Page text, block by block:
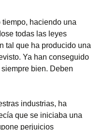
tiempo, haciendo una
todas las leyes
tal que ha producido una
Ya han conseguido
bien. Deben
industrias, ha
que se iniciaba una
perjuicios